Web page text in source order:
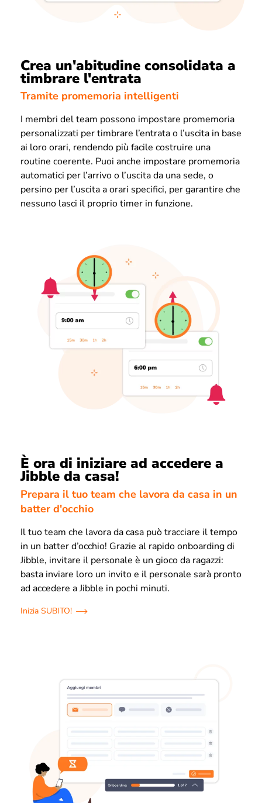
Crea un'abitudine consolidata a
timbrare l'entrata
Tramite promemoria intelligenti
I membri del team possono impostare promemoria
personalizzati per timbrare l’entrata o l’uscita in base
ai loro orari, rendendo più facile costruire una
routine coerente. Puoi anche impostare promemoria
automatici per l’arrivo o l’uscita da una sede, o
persino per l’uscita a orari specifici, per garantire che
nessuno lasci il proprio timer in funzione.
È ora di iniziare ad accedere a
Jibble da casa!
Prepara il tuo team che lavora da casa in un
batter d'occhio
Il tuo team che lavora da casa può tracciare il tempo
in un batter d’occhio! Grazie al rapido onboarding di
Jibble, invitare il personale è un gioco da ragazzi:
basta inviare loro un invito e il personale sarà pronto
ad accedere a Jibble in pochi minuti.
Inizia SUBITO!